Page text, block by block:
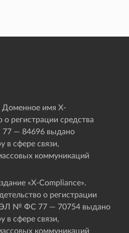
Доменное имя X-
о регистрации средства
— 84696 выдано
в сфере связи,
коммуникаций
«Х-Compliance».
о регистрации
ЭЛ № ФС 77 — 70754 выдано
в сфере связи,
коммуникаций